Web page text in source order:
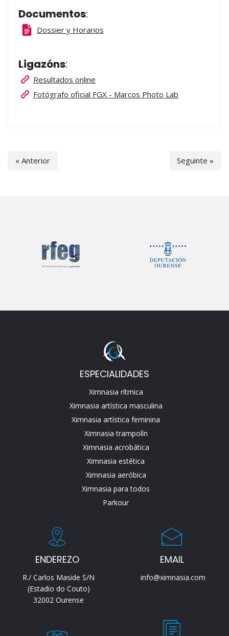
Documentos:
Dossier y Horarios
Ligazóns:
Resultados online
Fotógrafo oficial FGX - Marcos Photo Lab
« Anterior Seguinte »
ESPECIALIDADES
Ximnasia rítmica
Ximnasia artística masculina
Ximnasia artística feminina
Ximnasia trampolín
Ximnasia acrobática
Ximnasia estética
Ximnasia aeróbica
Ximnasia para todos
Parkour
ENDEREZO
R./ Carlos Maside S/N
(Estadio do Couto)
32002 Ourense
EMAIL
info@ximnasia.com